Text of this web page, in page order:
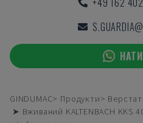
GINDUMAC Продукти
➤ Вживаний KALTENBACH KKS